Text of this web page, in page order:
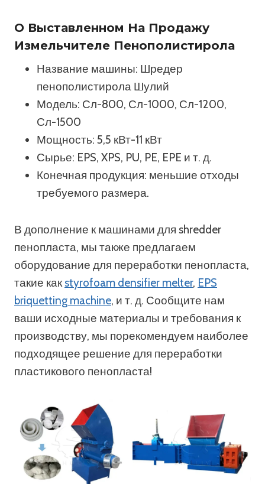
О Выставленном На Продажу
Измельчителе Пенополистирола
Название машины: Шредер
пенополистирола Шулий
Модель: Сл-800, Сл-1000, Сл-1200,
Сл-1500
Мощность: 5,5 кВт-11 кВт
Сырье: EPS, XPS, PU, ​​PE, EPE и т. д.
Конечная продукция: меньшие отходы
требуемого размера.
В дополнение к машинами для shredder
пенопласта, мы также предлагаем
оборудование для переработки пенопласта,
такие какstyrofoam densifier melter, EPS
briquetting machine, и т. д. Сообщите нам
ваши исходные материалы и требования к
производству, мы порекомендуем наиболее
подходящее решение для переработки
пластикового пенопласта!